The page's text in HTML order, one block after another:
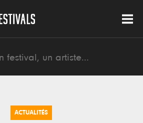
ACTUALITÉS